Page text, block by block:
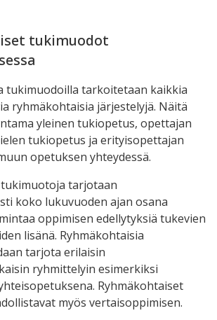
tukimuodot
tukimuodoilla tarkoitetaan kaikkia
ryhmäkohtaisia järjestelyjä. Näitä
yleinen tukiopetus, opettajan
tukiopetus ja erityisopettajan
opetuksen yhteydessä.
tarjotaan
koko lukuvuoden ajan osana
oppimisen edellytyksiä tukevien
lisänä. Ryhmäkohtaisia
tarjota erilaisin
ryhmittelyin esimerkiksi
Ryhmäkohtaiset
myös vertaisoppimisen.